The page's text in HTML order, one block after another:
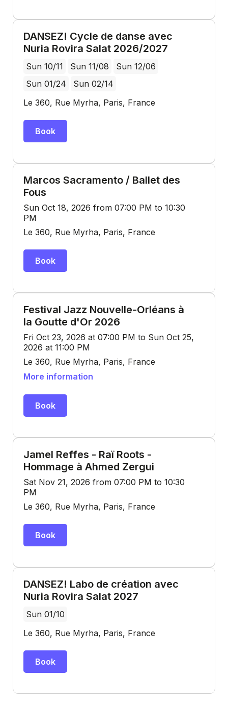
DANSEZ! Cycle de danse avec
Nuria Rovira Salat 2026/2027
Sun 10/11 Sun 11/08
Sun 12/06
Sun 01/24
Sun 02/14
Le 360, Rue Myrha, Paris, France
Book
Marcos Sacramento / Ballet des
Fous
Sun Oct 18, 2026 from 07:00 PM to 10:30
PM
Le 360, Rue Myrha, Paris, France
Book
Festival Jazz Nouvelle-Orléans à
la Goutte d'Or 2026
Fri Oct 23, 2026 at 07:00 PM to Sun Oct 25,
2026 at 11:00 PM
Le 360, Rue Myrha, Paris, France
More information
Book
Jamel Reffes - Raï Roots -
Hommage à Ahmed Zergui
Sat Nov 21, 2026 from 07:00 PM to 10:30
PM
Le 360, Rue Myrha, Paris, France
Book
DANSEZ! Labo de création avec
Nuria Rovira Salat 2027
Sun 01/10
Le 360, Rue Myrha, Paris, France
Book